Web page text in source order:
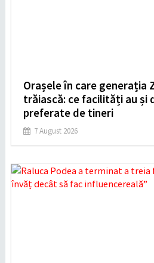
Orașele în care generația
trăiască: ce facilități au și
preferate de tineri
7 August 2026